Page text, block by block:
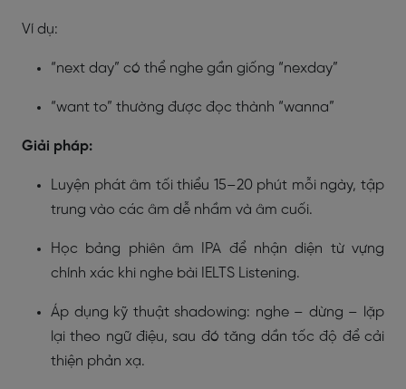
Ví dụ:
“next day” có thể nghe gần giống “nexday”
“want to” thường được đọc thành “wanna”
Giải pháp:
Luyện phát âm tối thiểu 15–20 phút mỗi ngày, tập
trung vào các âm dễ nhầm và âm cuối.
Học bảng phiên âm IPA để nhận diện từ vựng
chính xác khi nghe bài IELTS Listening.
Áp dụng kỹ thuật shadowing: nghe – dừng – lặp
lại theo ngữ điệu, sau đó tăng dần tốc độ để cải
thiện phản xạ.